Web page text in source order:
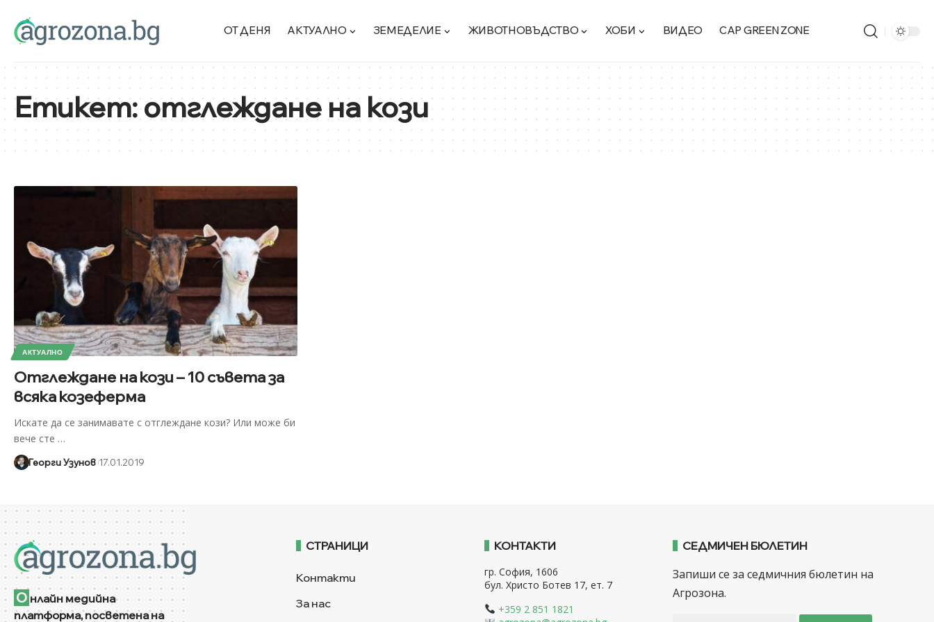
ОТ ДЕНЯ АКТУАЛНО ЗЕМЕДЕЛИЕ ЖИВОТНОВЪДСТВО ХОБИ ВИДЕО CAP GREEN ZONE
Етикет:отглеждане на кози
АКТУАЛНО
Отглеждане на кози – 10 съвета за
всяка козеферма
Искате да се занимавате с отглеждане кози? Или може би
вече сте …
Георги Узунов 17.01.2019
О нлайн медийна
платформа, посветена на
СТРАНИЦИ
Контакти
За нас
КОНТАКТИ
гр. София, 1606
бул. Христо Ботев 17, ет. 7
+359 2 851 1821
СЕДМИЧЕН БЮЛЕТИН
Запиши се за седмичния бюлетин на
Агрозона.